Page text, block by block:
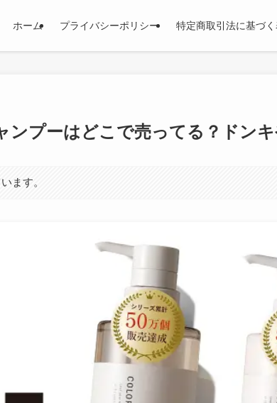
ホーム プライバシーポリシー 特定商取引法に基づ
ンプーはどこで売ってる？ドン
ます。